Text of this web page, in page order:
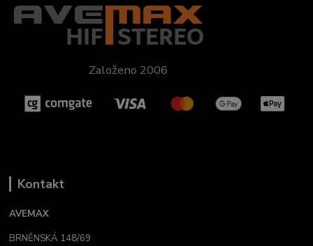
Založeno 2006
Kontakt
AVEMAX
BRNĚNSKÁ 148/69